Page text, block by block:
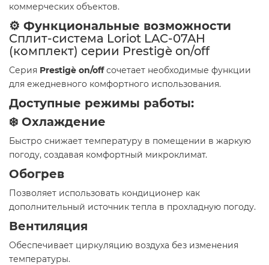
коммерческих объектов.
⚙️ Функциональные возможности
Cплит-система Loriot LAC-07AH
(комплект) серии Prestigè on/off
Серия Prestigè on/offсочетает необходимые функции
для ежедневного комфортного использования.
Доступные режимы работы:
❄️ Охлаждение
Быстро снижает температуру в помещении в жаркую
погоду, создавая комфортный микроклимат.
Обогрев
Позволяет использовать кондиционер как
дополнительный источник тепла в прохладную погоду.
Вентиляция
Обеспечивает циркуляцию воздуха без изменения
температуры.